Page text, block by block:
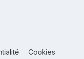
Cookies